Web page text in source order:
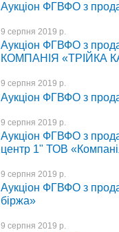
Аукціон ФГВФО з
9 серпня 2019 р.
Аукціон ФГВФО з
КОМПАНІЯ «ТРІЙКА
9 серпня 2019 р.
Аукціон ФГВФО з
9 серпня 2019 р.
Аукціон ФГВФО з
центр 1" ТОВ
9 серпня 2019 р.
Аукціон ФГВФО з
біржа»
9 серпня 2019 р.